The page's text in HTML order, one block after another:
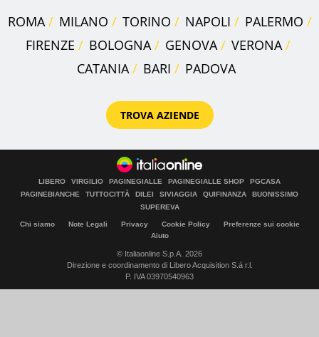
ROMA MILANO TORINO NAPOLI
PALERMO
FIRENZE
BOLOGNA GENOVA
VERONA
CATANIA
BARI PADOVA
TROVA AZIENDE
LIBERO VIRGILIO PAGINEGIALLE PAGINEGIALLE SHOP
PGCASA
PAGINEBIANCHE
TUTTOCITTÀ DILEI SIVIAGGIA QUIFINANZA
BUONISSIMO
SUPEREVA
Chi siamo Note Legali Privacy Cookie Policy
Preferenze sui cookie
Aiuto
© Italiaonline S.p.A. 2026
Direzione e coordinamento di Libero Acquisition S.á r.l.
P. IVA 03970540963